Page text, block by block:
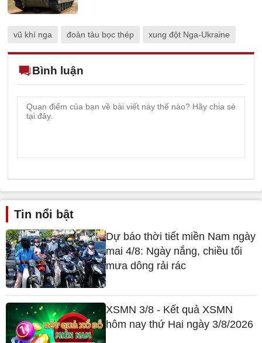
vũ khí nga đoàn tàu bọc thép xung đột Nga-Ukraine
Bình luận
Tin nổi bật
Dự báo thời tiết miền Nam ngày
mai 4/8: Ngày nắng, chiều tối
mưa dông rải rác
XSMN 3/8 - Kết quả XSMN
hôm nay thứ Hai ngày 3/8/2026